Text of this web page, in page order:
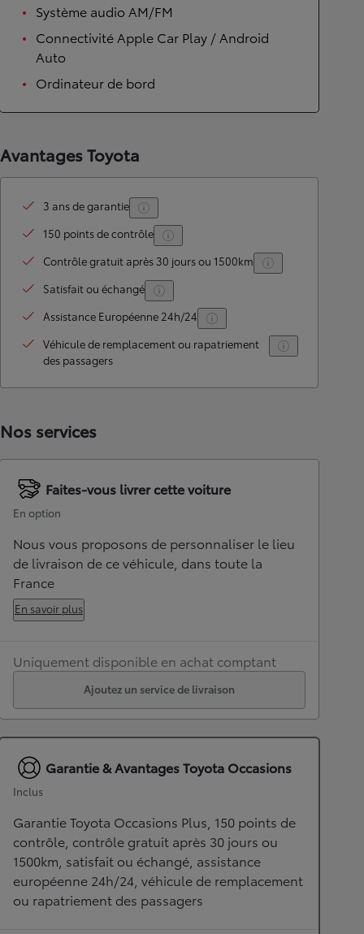
Système audio AM/FM
Connectivité Apple Car Play / Android
Auto
Ordinateur de bord
Avantages Toyota
3 ans de garantie
150 points de contrôle
Contrôle gratuit après 30 jours ou 1500km
Satisfait ou échangé
Assistance Européenne 24h/24
Véhicule de remplacement ou rapatriement
des passagers
Nos services
Faites-vous livrer cette voiture
En option
Nous vous proposons de personnaliser le lieu
de livraison de ce véhicule, dans toute la
France
En savoir plus
Uniquement disponible en achat comptant
Ajoutez un service de livraison
Garantie & Avantages Toyota Occasions
Inclus
Garantie Toyota Occasions Plus, 150 points de
contrôle, contrôle gratuit après 30 jours ou
1500km, satisfait ou échangé, assistance
européenne 24h/24, véhicule de remplacement
ou rapatriement des passagers